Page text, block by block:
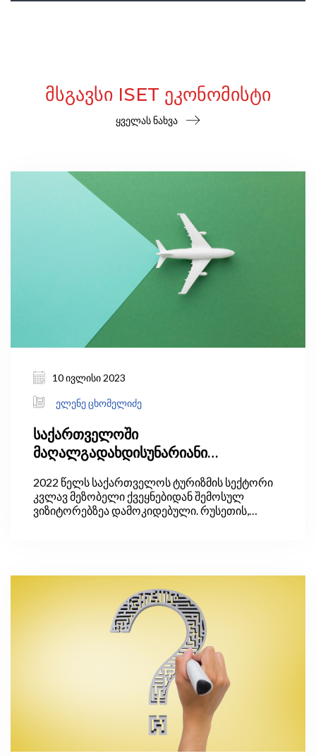
ᲛᲡᲒᲐᲕᲡᲘ ISET ᲔᲙᲝᲜᲝᲛᲘᲡᲢᲘ
ყველას ნახვა
10 ივლისი 2023
ელენე ცხომელიძე
საქართველოში
მაღალგადახდისუნარიანი
2022 წელს საქართველოს ტურიზმის სექტორი
კვლავ მეზობელი ქვეყნებიდან შემოსულ
ვიზიტორებზეა დამოკიდებული. რუსეთის,